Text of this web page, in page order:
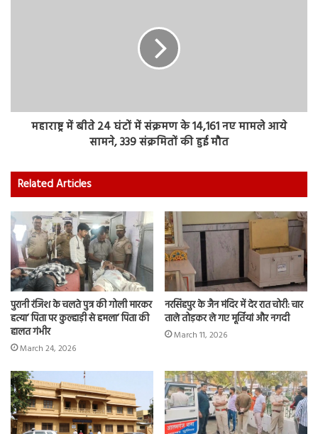
महाराष्ट्र में बीते 24 घंटों में संक्रमण के 14,161 नए मामले आये
सामने, 339 संक्रमितों की हुई मौत
Related Articles
पुरानी रंजिश के चलते पुत्र की गोली मारकर
हत्या’ पिता पर कुल्हाड़ी से हमला’ पिता की
हालत गंभीर
March 24, 2026
नरसिंहपुर के जैन मंदिर में देर रात चोरी: चार
ताले तोड़कर ले गए मूर्तियां और नगदी
March 11, 2026